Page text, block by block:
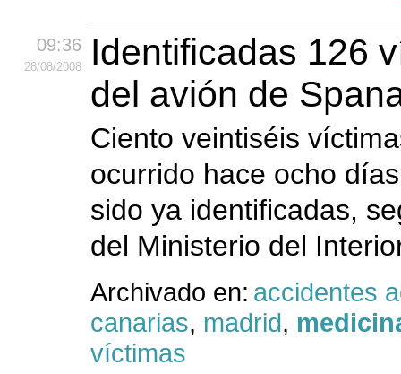
09:36
28/08/2008
Identificadas 126
del avión de
Ciento veintiséis
ocurrido hace ocho
sido ya identificadas,
del Ministerio del
Archivado en: accidentes
canarias, madrid,
víctimas